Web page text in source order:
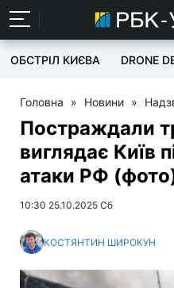
ОБСТРІЛ КИЄВА DRONE
Головна » Новини »
Постраждали
виглядає Київ
атаки РФ
10:30 25.10.2025 Сб
КОСТЯНТИН ШИРОКУН